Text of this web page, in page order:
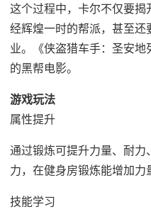
这个过程中，卡尔不仅要
经辉煌一时的帮派，甚至
业。《侠盗猎车手：圣安
的黑帮电影。
游戏玩法
属性提升
通过锻炼可提升力量、耐
力，在健身房锻炼能增加力
技能学习